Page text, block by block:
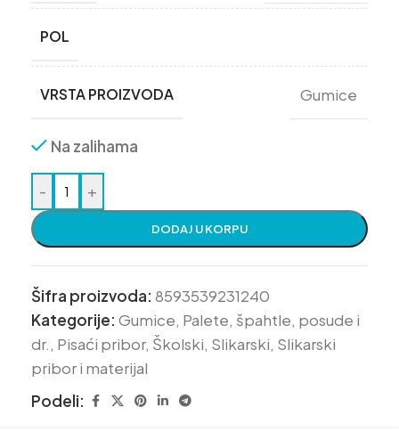
POL
VRSTA PROIZVODA Gumice
Na zalihama
- +
DODAJ U KORPU
Šifra proizvoda: 8593539231240
Kategorije: Gumice, Palete, špahtle, posude i
dr., Pisaći pribor, Školski, Slikarski, Slikarski
pribor i materijal
Podeli: